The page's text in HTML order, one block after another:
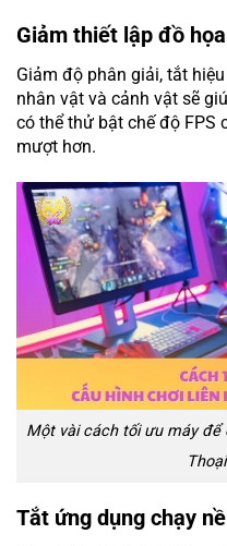
Giảm thiết lập đồ
Giảm độ phân giải, tắt
nhân vật và cảnh vật sẽ
có thể thử bật chế độ FPS
mượt hơn.
Một vài cách tối ưu máy để
Tắt ứng dụng chạy